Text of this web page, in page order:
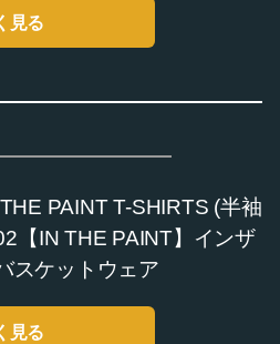
見る
PAINT T-SHIRTS (半袖
【IN THE PAINT】インザ
スケットウェア
見る